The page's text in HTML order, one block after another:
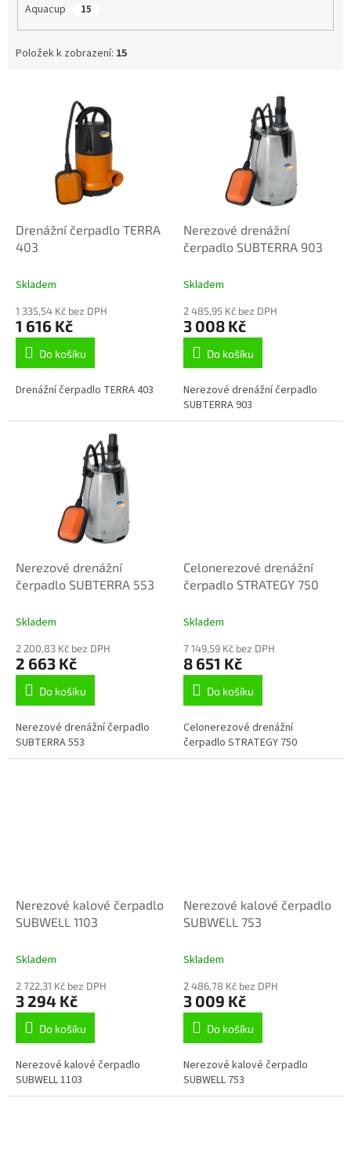
Aquacup 15
Položek k zobrazení: 15
Drenážní čerpadlo TERRA
403
Skladem
1 335,54 Kč bez DPH
1 616 Kč
Do košíku
Drenážní čerpadlo TERRA 403
Nerezové drenážní
čerpadlo SUBTERRA 903
Skladem
2 485,95 Kč bez DPH
3 008 Kč
Do košíku
Nerezové drenážní čerpadlo
SUBTERRA 903
Nerezové drenážní
čerpadlo SUBTERRA 553
Skladem
2 200,83 Kč bez DPH
2 663 Kč
Do košíku
Nerezové drenážní čerpadlo
SUBTERRA 553
Celonerezové drenážní
čerpadlo STRATEGY 750
Skladem
7 149,59 Kč bez DPH
8 651 Kč
Do košíku
Celonerezové drenážní
čerpadlo STRATEGY 750
Nerezové kalové čerpadlo
SUBWELL 1103
Skladem
2 722,31 Kč bez DPH
3 294 Kč
Do košíku
Nerezové kalové čerpadlo
SUBWELL 1103
Nerezové kalové čerpadlo
SUBWELL 753
Skladem
2 486,78 Kč bez DPH
3 009 Kč
Do košíku
Nerezové kalové čerpadlo
SUBWELL 753